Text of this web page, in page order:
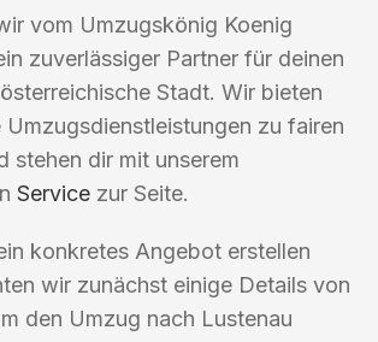
vom Umzugskönig Koenig
zuverlässiger Partner für deinen
Stadt. Wir bieten
Umzugsdienstleistungen zu fairen
stehen dir mit unserem
Service zur Seite.
konkretes Angebot erstellen
wir zunächst einige Details von
den Umzug nach Lustenau